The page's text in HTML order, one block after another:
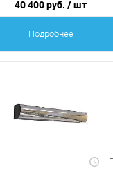
40 400 руб. / шт
Подробнее